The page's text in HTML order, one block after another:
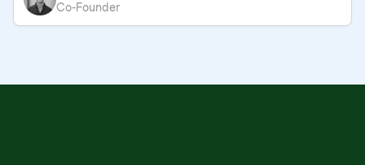
Co-Founder